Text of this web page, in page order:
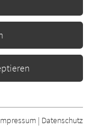
der
die Webseite
| Datenschutz